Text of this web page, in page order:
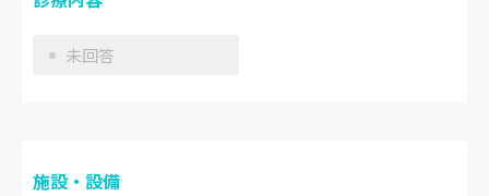
未回答
施設・設備